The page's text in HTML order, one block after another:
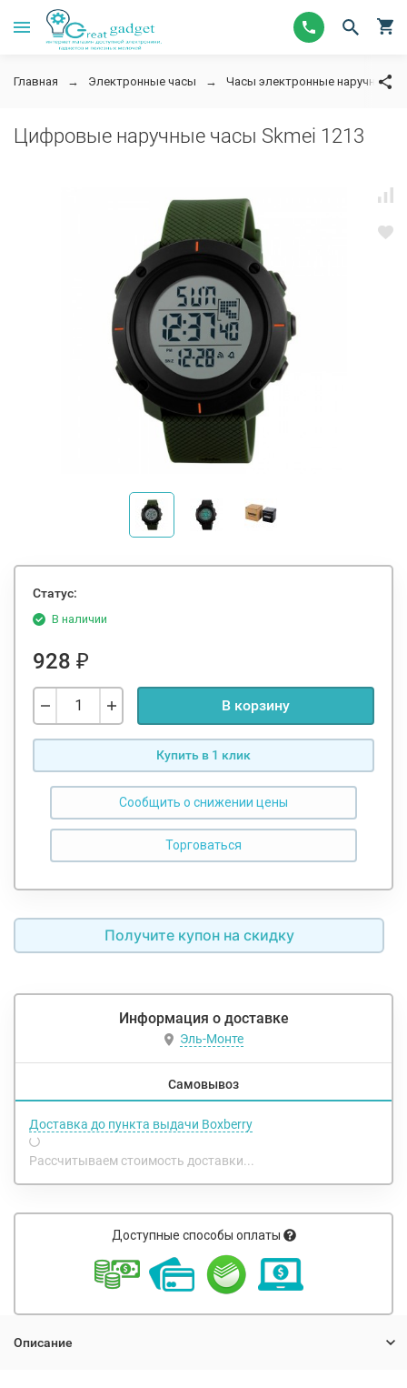
Главная Электронные часы Часы электронные наручные
Цифровые наручные часы Skmei 1213
Статус:
В наличии
928 ₽
В корзину
Купить в 1 клик
Сообщить о снижении цены
Получите купон на скидку
Информация о доставке
Эль-Монте
Самовывоз
Доставка до пункта выдачи Boxberry
Рассчитываем стоимость доставки...
Доступные способы оплаты
Описание